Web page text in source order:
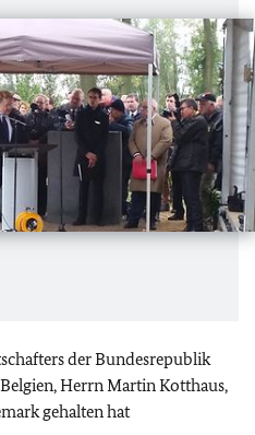
der Bundesrepublik
Herrn Martin Kotthaus,
gehalten hat